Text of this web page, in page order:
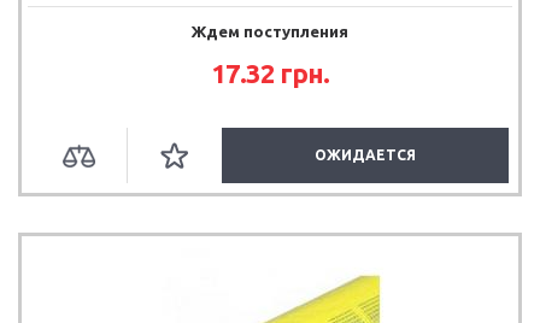
Ждем поступления
17.32 грн.
ОЖИДАЕТСЯ